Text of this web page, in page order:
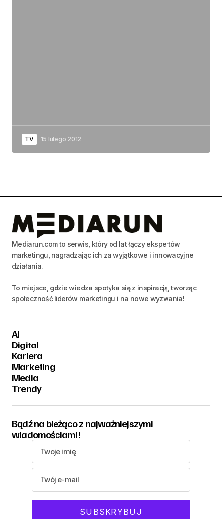
TV 15 lutego 2012
Mediarun.com to serwis, który od lat łączy ekspertów
marketingu, nagradzając ich za wyjątkowe i innowacyjne
działania.
To miejsce, gdzie wiedza spotyka się z inspiracją, tworząc
społeczność liderów marketingu i na nowe wyzwania!
AI
Digital
Kariera
Marketing
Media
Trendy
Bądź na bieżąco z najważniejszymi
wiadomościami!